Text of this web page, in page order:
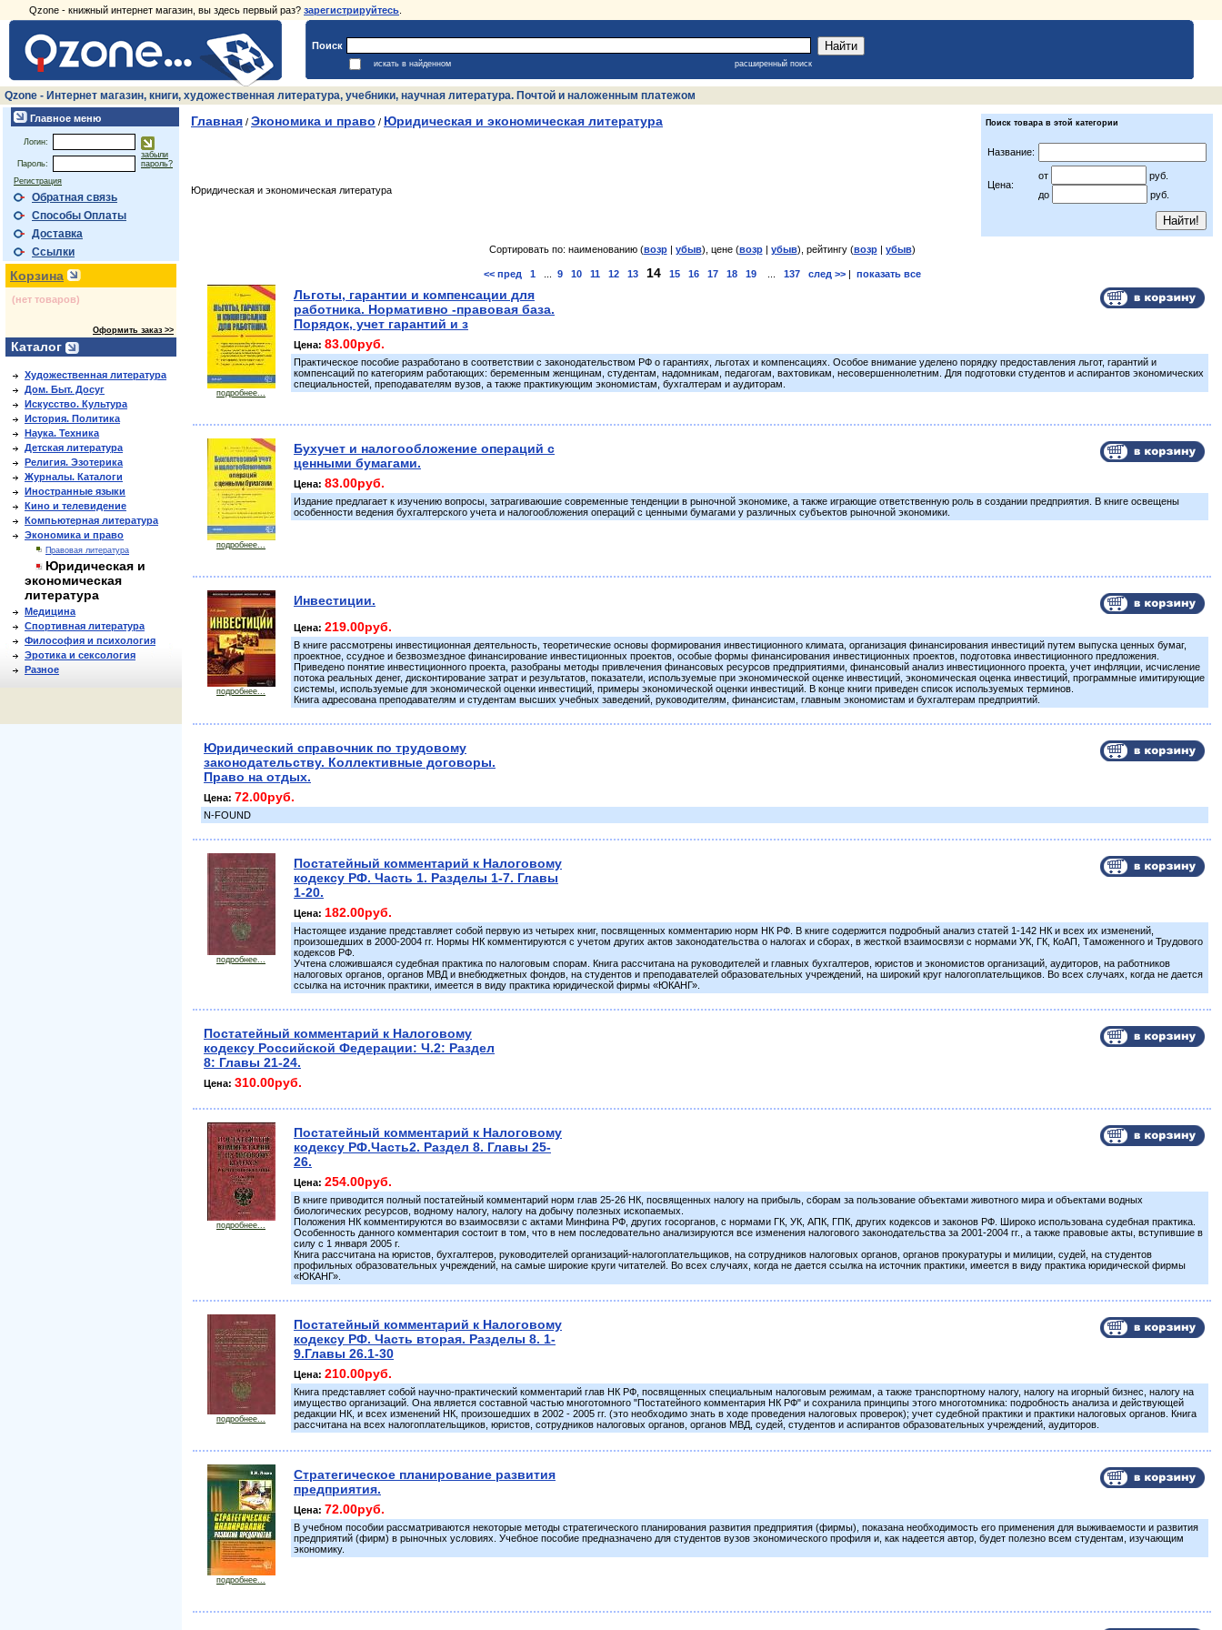
Qzone - книжный интернет магазин, вы здесь первый раз? зарегистрируйтесь
Поиск
искать в найденном расширенный поиск
Qzone - Интернет магазин, книги, художественная литература, учебники, научная литература. Почтой и наложенным платежом
Главное меню
Логин:
Пароль:
забыли
пароль?
Регистрация
Обратная связь
Способы Оплаты
Доставка
Ссылки
Корзина
(нет товаров)
Оформить заказ >>
Каталог
Художественная литература
Дом. Быт. Досуг
Искусство. Культура
История. Политика
Наука. Техника
Детская литература
Религия. Эзотерика
Журналы. Каталоги
Иностранные языки
Кино и телевидение
Компьютерная литература
Экономика и право
Правовая литература
Юридическая и
экономическая
литература
Медицина
Спортивная литература
Философия и психология
Эротика и сексология
Разное
Главная / Экономика и право / Юридическая и экономическая литература Поиск товара в этой категории
Название:
Цена:
от
руб.
до
руб.
Юридическая и экономическая литература
Сортировать по: наименованию (возр| убыв), цене (возр| убыв), рейтингу (возр| убыв)
<< пред 1... 9 10 11 12 13 14 15 16 17 18 19... 137 след >>| показать все
подробнее...
Льготы, гарантии и компенсации для
работника. Нормативно -правовая база.
Порядок, учет гарантий и з
Цена: 83.00руб.
Практическое пособие разработано в соответствии с законодательством РФ о гарантиях, льготах и компенсациях. Особое внимание уделено порядку предоставления льгот, гарантий и
компенсаций по категориям работающих: беременным женщинам, студентам, надомникам, педагогам, вахтовикам, несовершеннолетним. Для подготовки студентов и аспирантов экономических
специальностей, преподавателям вузов, а также практикующим экономистам, бухгалтерам и аудиторам.
подробнее...
Бухучет и налогообложение операций с
ценными бумагами.
Цена: 83.00руб.
Издание предлагает к изучению вопросы, затрагиваюшие современные тенденции в рыночной экономике, а также играющие ответственную роль в создании предприятия. В книге освещены
особенности ведения бухгалтерского учета и налогообложения операций с ценными бумагами у различных субъектов рыночной экономики.
подробнее...
Инвестиции.
Цена: 219.00руб.
В книге рассмотрены инвестиционная деятельность, теоретические основы формирования инвестиционного климата, организация финансирования инвестиций путем выпуска ценных бумаг,
проектное, ссудное и безвозмездное финансирование инвестиционных проектов, особые формы финансирования инвестиционных проектов, подготовка инвестиционного предложения.
Приведено понятие инвестиционного проекта, разобраны методы привлечения финансовых ресурсов предприятиями, финансовый анализ инвестиционного проекта, учет инфляции, исчисление
потока реальных денег, дисконтирование затрат и результатов, показатели, используемые при экономической оценке инвестиций, экономическая оценка инвестиций, программные имитирующие
системы, используемые для экономической оценки инвестиций, примеры экономической оценки инвестиций. В конце книги приведен список используемых терминов.
Книга адресована преподавателям и студентам высших учебных заведений, руководителям, финансистам, главным экономистам и бухгалтерам предприятий.
Юридический справочник по трудовому
законодательству. Коллективные договоры.
Право на отдых.
Цена: 72.00руб.
N-FOUND
подробнее...
Постатейный комментарий к Налоговому
кодексу РФ. Часть 1. Разделы 1-7. Главы
1-20.
Цена: 182.00руб.
Настоящее издание представляет собой первую из четырех книг, посвященных комментарию норм НК РФ. В книге содержится подробный анализ статей 1-142 НК и всех их изменений,
произошедших в 2000-2004 гг. Нормы НК комментируются с учетом других актов законодательства о налогах и сборах, в жесткой взаимосвязи с нормами УК, ГК, КоАП, Таможенного и Трудового
кодексов РФ.
Учтена сложившаяся судебная практика по налоговым спорам. Книга рассчитана на руководителей и главных бухгалтеров, юристов и экономистов организаций, аудиторов, на работников
налоговых органов, органов МВД и внебюджетных фондов, на студентов и преподавателей образовательных учреждений, на широкий круг налогоплательщиков. Во всех случаях, когда не дается
ссылка на источник практики, имеется в виду практика юридической фирмы «ЮКАНГ».
Постатейный комментарий к Налоговому
кодексу Российской Федерации: Ч.2: Раздел
8: Главы 21-24.
Цена: 310.00руб.
подробнее...
Постатейный комментарий к Налоговому
кодексу РФ.Часть2. Раздел 8. Главы 25-
26.
Цена: 254.00руб.
В книге приводится полный постатейный комментарий норм глав 25-26 НК, посвященных налогу на прибыль, сборам за пользование объектами животного мира и объектами водных
биологических ресурсов, водному налогу, налогу на добычу полезных ископаемых.
Положения НК комментируются во взаимосвязи с актами Минфина РФ, других госорганов, с нормами ГК, УК, АПК, ГПК, других кодексов и законов РФ. Широко использована судебная практика.
Особенность данного комментария состоит в том, что в нем последовательно анализируются все изменения налогового законодательства за 2001-2004 гг., а также правовые акты, вступившие в
силу с 1 января 2005 г.
Книга рассчитана на юристов, бухгалтеров, руководителей организаций-налогоплательщиков, на сотрудников налоговых органов, органов прокуратуры и милиции, судей, на студентов
профильных образовательных учреждений, на самые широкие круги читателей. Во всех случаях, когда не дается ссылка на источник практики, имеется в виду практика юридической фирмы
«ЮКАНГ».
подробнее...
Постатейный комментарий к Налоговому
кодексу РФ. Часть вторая. Разделы 8. 1-
9.Главы 26.1-30
Цена: 210.00руб.
Книга представляет собой научно-практический комментарий глав НК РФ, посвященных специальным налоговым режимам, а также транспортному налогу, налогу на игорный бизнес, налогу на
имущество организаций. Она является составной частью многотомного "Постатейного комментария НК РФ" и сохранила принципы этого многотомника: подробность анализа и действующей
редакции НК, и всех изменений НК, произошедших в 2002 - 2005 гг. (это необходимо знать в ходе проведения налоговых проверок); учет судебной практики и практики налоговых органов. Книга
рассчитана на всех налогоплательщиков, юристов, сотрудников налоговых органов, органов МВД, судей, студентов и аспирантов образовательных учреждений, аудиторов.
подробнее...
Стратегическое планирование развития
предприятия.
Цена: 72.00руб.
В учебном пособии рассматриваются некоторые методы стратегического планирования развития предприятия (фирмы), показана необходимость его применения для выживаемости и развития
предприятий (фирм) в рыночных условиях. Учебное пособие предназначено для студентов вузов экономического профиля и, как надеется автор, будет полезно всем студентам, изучающим
экономику.